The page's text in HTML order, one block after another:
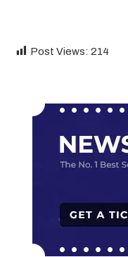
Post Views: 214